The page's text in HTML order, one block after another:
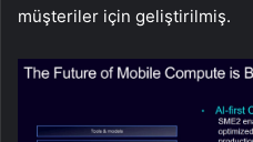
müşteriler için geliştirilmiş.